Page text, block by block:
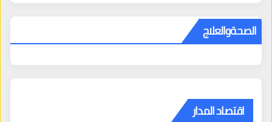
الصحةوالعلاج
اقتصاد المدار